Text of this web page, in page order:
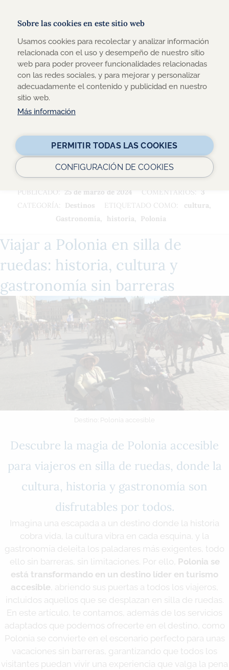
Sobre las cookies en este sitio web
Usamos cookies para recolectar y analizar información
relacionada con el uso y desempeño de nuestro sitio
web para poder proveer funcionalidades relacionadas
con las redes sociales, y para mejorar y personalizar
adecuadamente el contenido y publicidad en nuestro
sitio web.
Más información
PERMITIR TODAS LAS COOKIES
CONFIGURACIÓN DE COOKIES
TRAVEL-XPERIENCE
DESCUBRE TODA LA ACTUALIDAD SOBRE VIAJES Y
TURISMO ACCESIBLE EN NUESTRO BLOG
Buscar:
PUBLICADO: 25 de marzo de 2024
ESCRITO
POR:
R
d
i
g
o
COMENTARIOS:
3
CATEGORÍA:
Destinos ETIQUETADO COMO:
cultura
Gastronomía
historia Polonia
Viajar a Polonia en silla de
ruedas: historia, cultura y
gastronomía sin barreras
Destino: Polonia accesible
Descubre la magia de Polonia accesible
para viajeros en silla de ruedas, donde la
cultura, historia y gastronomía son
disfrutables por todos.
Imagina una escapada a un destino donde la historia
cobra vida, la cultura vibra en cada esquina, y la
gastronomía deleita los paladares más exigentes, todo
ello sin barreras, sin limitaciones. Por ello, Polonia se
está transformando en un destino líder en turismo
accesible , abriendo sus puertas a todos los viajeros,
incluidos aquellos que se desplazan en silla de ruedas.
En este artículo, te contamos, además de los servicios
adaptados que podemos ofrecerte en el destino, como
Polonia se convierte en el escenario perfecto para unas
vacaciones sin barreras, garantizando que todos los
visitantes puedan vivir una experiencia que valga la pena